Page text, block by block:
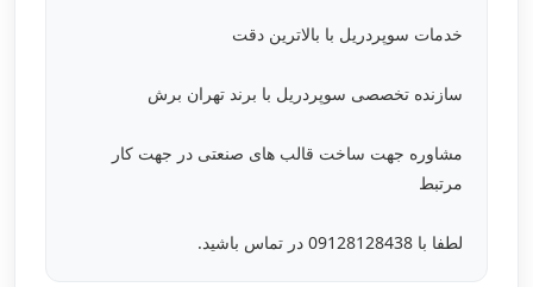
خدمات سوپردریل با بالاترین دقت
سازنده تخصصی سوپردریل با برند تهران برش
مشاوره جهت ساخت قالب های صنعتی در جهت کار
مرتبط
لطفا با 09128128438 در تماس باشید.